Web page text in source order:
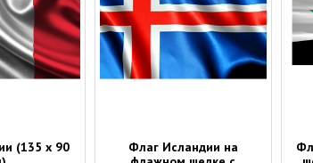
(135 х 90
Флаг Исландии на